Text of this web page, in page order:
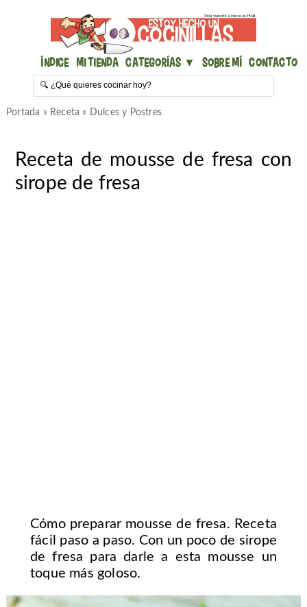
Índice Mi Tienda Categorías ▼ Sobre mí Contacto
Portada » Receta » Dulces y Postres
Receta de mousse de fresa con
sirope de fresa
Cómo preparar mousse de fresa. Receta
fácil paso a paso. Con un poco de sirope
de fresa para darle a esta mousse un
toque más goloso.